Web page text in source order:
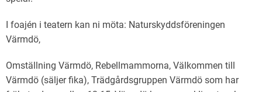
I foajén i teatern kan ni möta: Naturskyddsföreningen
Värmdö,
Omställning Värmdö, Rebellmammorna, Välkommen till
Värmdö (säljer fika), Trädgårdsgruppen Värmdö som har